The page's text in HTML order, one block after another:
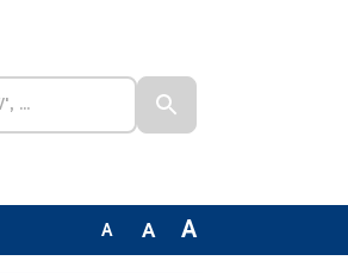
A A A